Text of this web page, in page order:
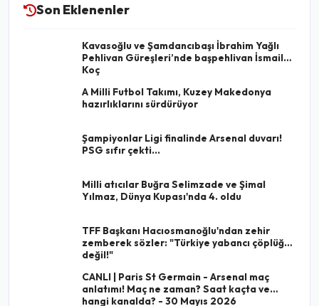
Son Eklenenler
Kavasoğlu ve Şamdancıbaşı İbrahim Yağlı
Pehlivan Güreşleri’nde başpehlivan İsmail
Koç
A Milli Futbol Takımı, Kuzey Makedonya
hazırlıklarını sürdürüyor
Şampiyonlar Ligi finalinde Arsenal duvarı!
PSG sıfır çekti...
Milli atıcılar Buğra Selimzade ve Şimal
Yılmaz, Dünya Kupası'nda 4. oldu
TFF Başkanı Hacıosmanoğlu'ndan zehir
zemberek sözler: "Türkiye yabancı çöplüğü
değil!"
CANLI | Paris St Germain - Arsenal maç
anlatımı! Maç ne zaman? Saat kaçta ve
hangi kanalda? - 30 Mayıs 2026